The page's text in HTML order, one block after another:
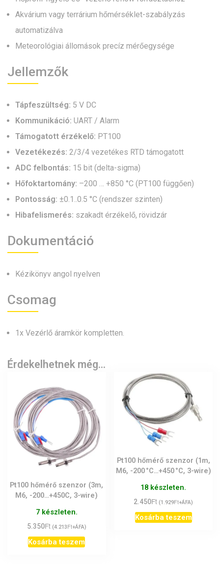
Akvárium vagy terrárium hőmérséklet-szabályzás
automatizálva
Meteorológiai állomások precíz mérőegysége
Jellemzők
Tápfeszültség: 5 V DC
Kommunikáció: UART / Alarm
Támogatott érzékelő: PT100
Vezetékezés: 2/3/4 vezetékes RTD támogatott
ADC felbontás: 15 bit (delta-sigma)
Hőfoktartomány: –200 … +850 °C (PT100 függően)
Pontosság: ±0.1..0.5 °C (rendszer szinten)
Hibafelismerés: szakadt érzékelő, rövidzár
Dokumentáció
Kézikönyv angol nyelven
Csomag
1x Vezérlő áramkör kompletten.
Érdekelhetnek még…
Pt100 hőmérő szenzor (3m,
M6, -200…+450C, 3-wire)
7 készleten.
5.350Ft (4.213Ft+ÁFA)
Kosárba teszem
Pt100 hőmérő szenzor (1m,
M6, -200 °C…+450 °C, 3-wire)
18 készleten.
2.450Ft (1.929Ft+ÁFA)
Kosárba teszem